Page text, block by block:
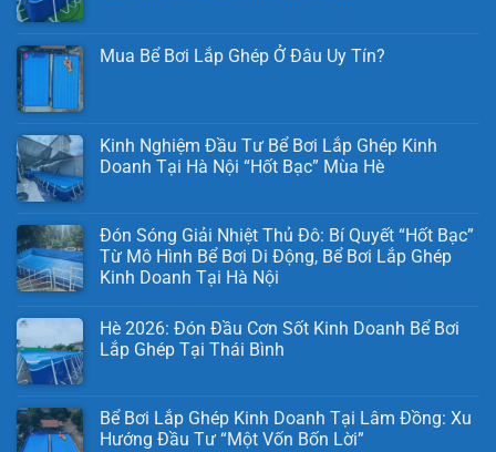
Mua Bể Bơi Lắp Ghép Ở Đâu Uy Tín?
Kinh Nghiệm Đầu Tư Bể Bơi Lắp Ghép Kinh
Doanh Tại Hà Nội “Hốt Bạc” Mùa Hè
Đón Sóng Giải Nhiệt Thủ Đô: Bí Quyết “Hốt Bạc”
Từ Mô Hình Bể Bơi Di Động, Bể Bơi Lắp Ghép
Kinh Doanh Tại Hà Nội
Hè 2026: Đón Đầu Cơn Sốt Kinh Doanh Bể Bơi
Lắp Ghép Tại Thái Bình
Bể Bơi Lắp Ghép Kinh Doanh Tại Lâm Đồng: Xu
Hướng Đầu Tư “Một Vốn Bốn Lời”